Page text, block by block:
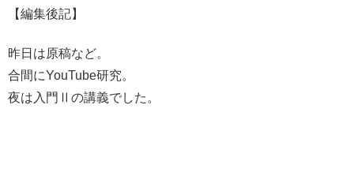
【編集後記】
昨日は原稿など。
合間にYouTube研究。
夜は入門Ⅱの講義でした。